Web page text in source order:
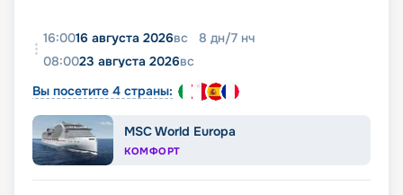
16:0016 августа 2026вс 8 дн/7 нч
08:0023 августа 2026вс
Вы посетите 4 страны:
MSC World Europa
КОМФОРТ